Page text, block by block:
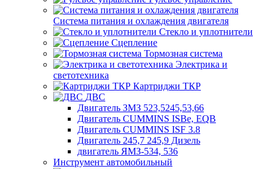
Система питания и охлаждения двигателя
Стекло и уплотнители
Сцепление
Тормозная система
Электрика и
светотехника
Картриджи ТКР
ДВС
Двигатель ЗМЗ 523,5245,53,66
Двигатель CUMMINS ISBe, EQB
Двигатель CUMMINS ISF 3.8
Двигатель 245,7 245,9 Дизель
двигатель ЯМЗ-534, 536
Инструмент автомобильный